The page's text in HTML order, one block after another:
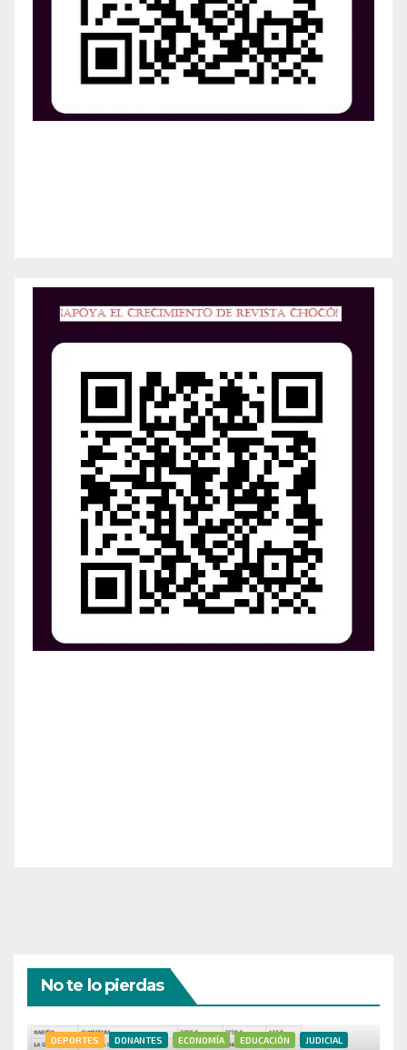
No te lo pierdas
DEPORTES DONANTES ECONOMÍA EDUCACIÓN JUDICIAL